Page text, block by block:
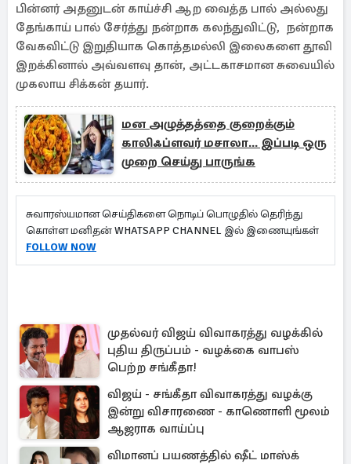
பின்னர் அதனுடன் காய்ச்சி ஆற வைத்த பால் அல்லது
தேங்காய் பால் சேர்த்து நன்றாக கலந்துவிட்டு, நன்றாக
வேகவிட்டு இறுதியாக கொத்தமல்லி இலைகளை தூவி
இறக்கினால் அவ்வளவு தான், அட்டகாசமான சுவையில்
முகலாய சிக்கன் தயார்.
மன அழுத்தத்தை குறைக்கும்
காலிஃப்ளவர் மசாலா... இப்படி ஒரு
முறை செய்து பாருங்க
சுவாரஸ்யமான செய்திகளை நொடிப் பொழுதில் தெரிந்து
கொள்ள மனிதன் WHATSAPP CHANNEL இல் இணையுங்கள்
FOLLOW NOW
முதல்வர் விஜய் விவாகரத்து வழக்கில்
புதிய திருப்பம் - வழக்கை வாபஸ்
பெற்ற சங்கீதா!
விஜய் - சங்கீதா விவாகரத்து வழக்கு
இன்று விசாரணை - காணொளி மூலம்
ஆஜராக வாய்ப்பு
விமானப் பயணத்தில் ஷீட் மாஸ்க்